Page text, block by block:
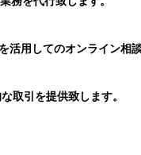
用してのオンライン相談
取引を提供致します。